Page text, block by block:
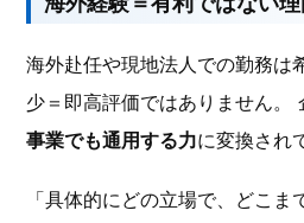
海外赴任や現地法人での勤務は
少＝即高評価ではありません。
事業でも通用する力に変換され
「具体的にどの立場で、どこ